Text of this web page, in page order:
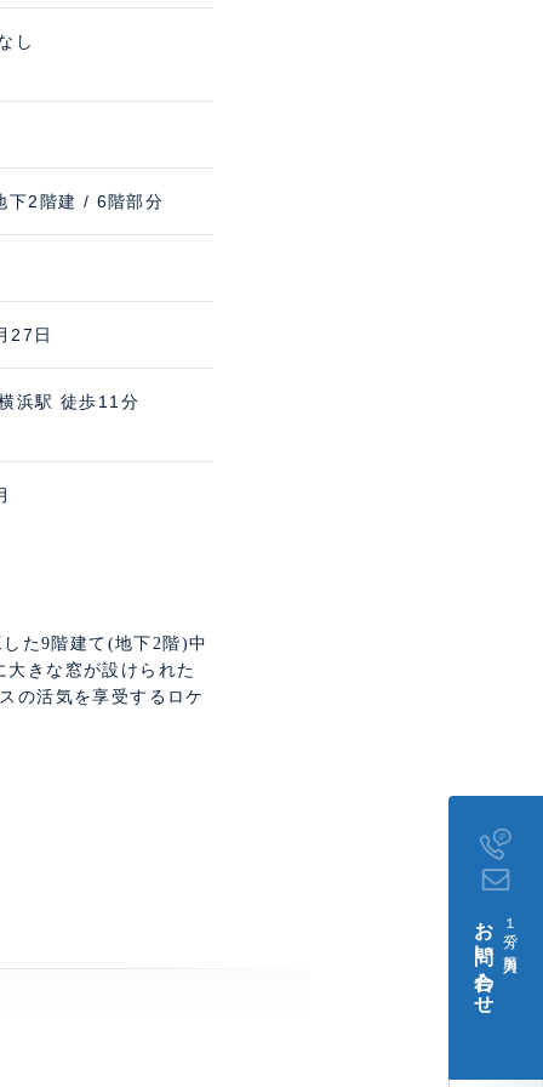
し
下2階建 / 6階部分
27日
浜駅 徒歩11分
た9階建て(地下2階)中
きな窓が設けられた
の活気を享受するロケ
１分で簡単入力
お問い合わせ